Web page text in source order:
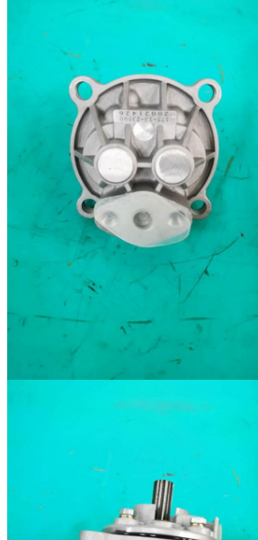
705-56-26081
KOMATSU de la
RUEDA
705-55-42110
LW250-
5H/LW250-5X
6,5
705-55-34190
CARGADORES
WA380 DE LA
RUEDA
44,9
705-55-34180
CARGADORES
WA350, WA380
DE LA RUEDA
53
CARGADORES
WA300, WA320
DE LA RUEDA
45,3
705-55-34000
CARGADORES
560B de la
46
705-55-13020 GRÚAS LW100 14,352
705-55-34560
FORKLIT FD250
42
705-55-43040
WA600, WD600 48